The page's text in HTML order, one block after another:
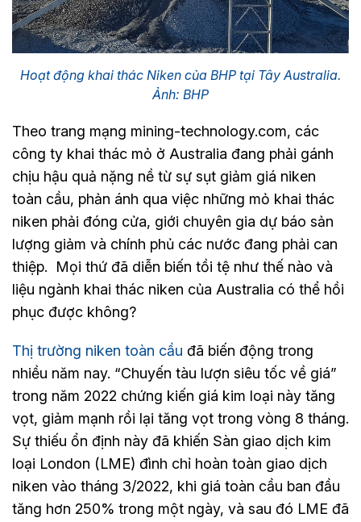
Hoạt động khai thác Niken của BHP tại Tây Australia.
Ảnh: BHP
Theo trang mạng mining-technology.com, các
công ty khai thác mỏ ở Australia đang phải gánh
chịu hậu quả nặng nề từ sự sụt giảm giá niken
toàn cầu, phản ánh qua việc những mỏ khai thác
niken phải đóng cửa, giới chuyên gia dự báo sản
lượng giảm và chính phủ các nước đang phải can
thiệp. Mọi thứ đã diễn biến tồi tệ như thế nào và
liệu ngành khai thác niken của Australia có thể hồi
phục được không?
Thị trường niken toàn cầu đã biến động trong
nhiều năm nay. “Chuyến tàu lượn siêu tốc về giá”
trong năm 2022 chứng kiến giá kim loại này tăng
vọt, giảm mạnh rồi lại tăng vọt trong vòng 8 tháng.
Sự thiếu ổn định này đã khiến Sàn giao dịch kim
loại London (LME) đình chỉ hoàn toàn giao dịch
niken vào tháng 3/2022, khi giá toàn cầu ban đầu
tăng hơn 250% trong một ngày, và sau đó LME đã